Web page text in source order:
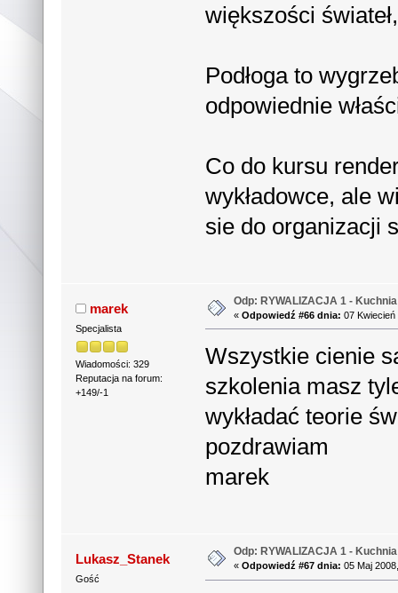
większości
Podłoga to
odpowiednie
Co do kursu
wykładowce, ale
sie do organizacji
marek
Specjalista
Wiadomości: 329
Reputacja na forum:
+149/-1
Odp: RYWALIZACJA 1 -
«Odpowiedź #66 dnia: 07
Wszystkie cienie
szkolenia masz
wykładać teorie
pozdrawiam
marek
Lukasz_Stanek
Gość
Odp: RYWALIZACJA 1 -
«Odpowiedź #67 dnia: 05 Maj